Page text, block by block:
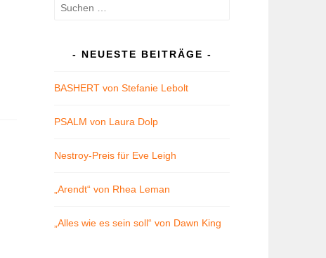
Suchen
NEUESTE BEITRÄGE
BASHERT von Stefanie Lebolt
PSALM von Laura Dolp
Nestroy-Preis für Eve Leigh
„Arendt“ von Rhea Leman
„Alles wie es sein soll“ von Dawn King